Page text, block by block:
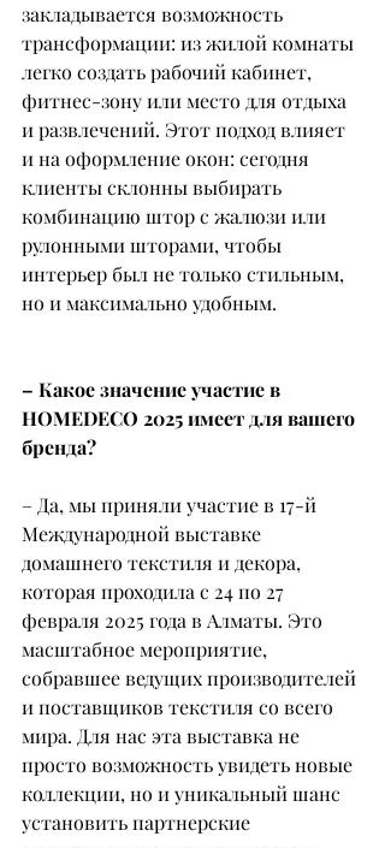
закладывается возможность
трансформации: из жилой комнаты
легко создать рабочий кабинет,
фитнес-зону или место для отдыха
и развлечений. Этот подход влияет
и на оформление окон: сегодня
клиенты склонны выбирать
комбинацию штор с жалюзи или
рулонными шторами, чтобы
интерьер был не только стильным,
но и максимально удобным.
– Какое значение участие в
HOMEDECO 2025 имеет для вашего
бренда?
– Да, мы приняли участие в 17-й
Международной выставке
домашнего текстиля и декора,
которая проходила с 24 по 27
февраля 2025 года в Алматы. Это
масштабное мероприятие,
собравшее ведущих производителей
и поставщиков текстиля со всего
мира. Для нас эта выставка не
просто возможность увидеть новые
коллекции, но и уникальный шанс
установить партнерские